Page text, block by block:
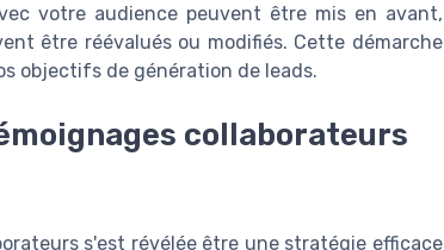
votre audience peuvent être mis en avant,
être réévalués ou modifiés. Cette démarche
objectifs de génération de leads.
collaborateurs
s'est révélée être une stratégie efficace